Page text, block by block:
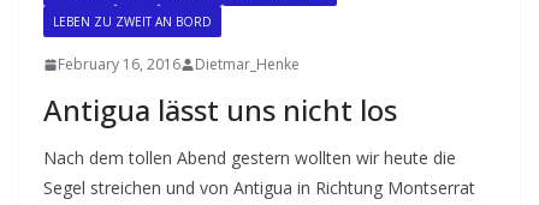
LEBEN ZU ZWEIT AN BORD
February 16, 2016 Dietmar_Henke
Antigua lässt uns nicht los
Nach dem tollen Abend gestern wollten wir heute die
Segel streichen und von Antigua in Richtung Montserrat